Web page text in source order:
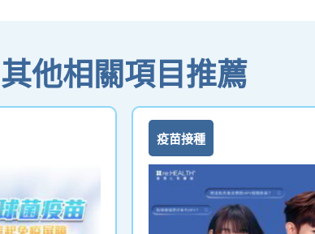
其他相關項目推薦
疫苗接種